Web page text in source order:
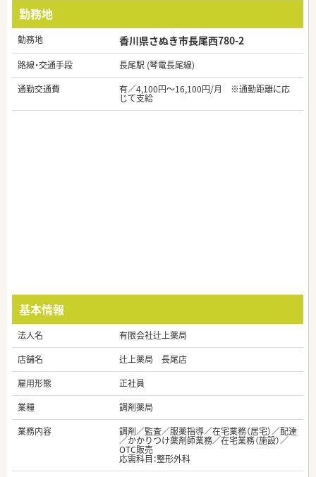
勤務地
勤務地 香川県さぬき市長尾西780-2
路線・交通手段
長尾駅 (琴電長尾線)
通勤交通費
有／4,100円～16,100円/月 ※通勤距離に応
じて支給
基本情報
法人名
有限会社辻上薬局
店舗名
辻上薬局 長尾店
雇用形態
正社員
業種
調剤薬局
業務内容
調剤／監査／服薬指導／在宅業務（居宅）／配達
／かかりつけ薬剤師業務／在宅業務（施設）／
OTC販売
応需科目：整形外科